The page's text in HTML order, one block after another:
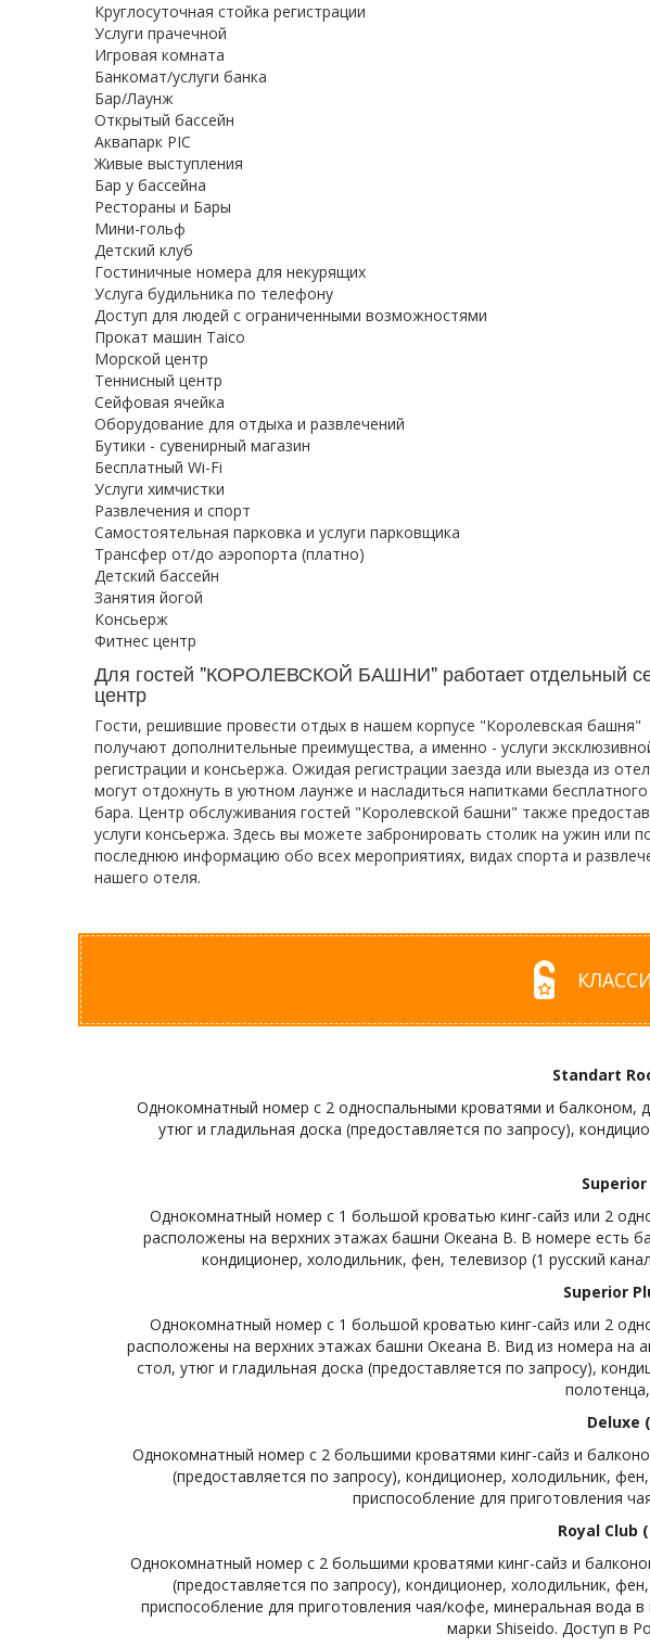
Круглосуточная стойка регистрации
Услуги прачечной
Игровая комната
Банкомат/услуги банка
Бар/Лаунж
Открытый бассейн
Аквапарк PIC
Живые выступления
Бар у бассейна
Рестораны и Бары
Мини-гольф
Детский клуб
Гостиничные номера для некурящих
Услуга будильника по телефону
Доступ для людей с ограниченными возможностями
Прокат машин Taico
Морской центр
Теннисный центр
Сейфовая ячейка
Оборудование для отдыха и развлечений
Бутики - сувенирный магазин
Бесплатный Wi-Fi
Услуги химчистки
Развлечения и спорт
Самостоятельная парковка и услуги парковщика
Трансфер от/до аэропорта (платно)
Детский бассейн
Занятия йогой
Консьерж
Фитнес центр
Для гостей "КОРОЛЕВСКОЙ БАШНИ" работает отдельный
центр
Гости, решившие провести отдых в нашем корпусе "Королевская башня"
получают дополнительные преимущества, а именно - услуги
регистрации и консьержа. Ожидая регистрации заезда или выезда из
могут отдохнуть в уютном лаунже и насладиться напитками бесплатного
бара. Центр обслуживания гостей "Королевской башни" также
услуги консьержа. Здесь вы можете забронировать столик на ужин или
последнюю информацию обо всех мероприятиях, видах спорта и
нашего отеля.
Standart
Однокомнатный номер с 2 односпальными кроватями и балконом,
утюг и гладильная доска (предоставляется по запросу),
Однокомнатный номер с 1 большой кроватью кинг-сайз или 2
расположены на верхних этажах башни Океана В. В номере есть
кондиционер, холодильник, фен, телевизор (1 русский
Superior
Однокомнатный номер с 1 большой кроватью кинг-сайз или 2
расположены на верхних этажах башни Океана В. Вид из номера на
стол, утюг и гладильная доска (предоставляется по запросу),
Deluxe
Однокомнатный номер с 2 большими кроватями кинг-сайз и
(предоставляется по запросу), кондиционер, холодильник,
приспособление для приготовления
Royal Club
Однокомнатный номер с 2 большими кроватями кинг-сайз и
(предоставляется по запросу), кондиционер, холодильник,
приспособление для приготовления чая/кофе, минеральная вода
марки Shiseido. Доступ в